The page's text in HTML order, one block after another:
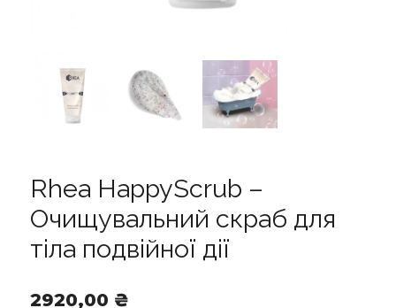
Rhea HappyScrub –
Очищувальний скраб для
тіла подвійної дії
2920,00 ₴